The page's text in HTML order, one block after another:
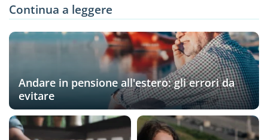
Continua a leggere
Andare in pensione all'estero: gli errori da
evitare